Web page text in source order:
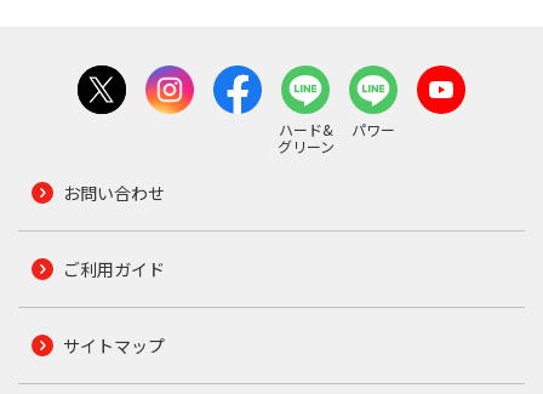
ハード&
グリーン
パワー
お問い合わせ
ご利用ガイド
サイトマップ